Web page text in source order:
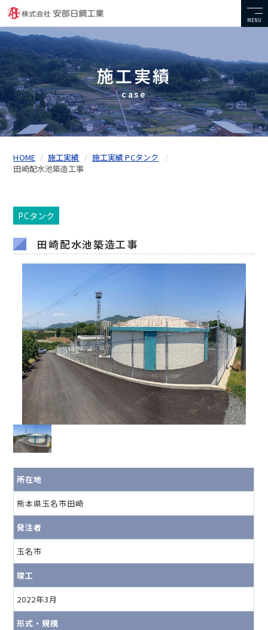
MENU
施工実績
case
HOME 施工実績
施工実績 PCタンク
田崎配水池築造工事
PCタンク
田崎配水池築造工事
所在地
熊本県玉名市田崎
発注者
玉名市
竣工
2022年3月
形式・規模